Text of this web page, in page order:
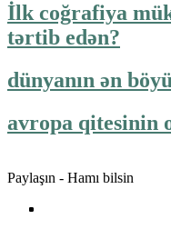
İlk coğrafiya
tərtib edən?
dünyanın ən
avropa qitesinin
Paylaşın - Hamı bilsin